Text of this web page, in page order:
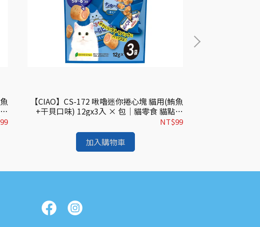
【CIAO】CS-172 啾嚕迷你捲心塊 貓用(鮪魚
+干貝口味) 12gx3入 × 包｜貓零食 貓點心
肉泥捲心塊
NT$99
加入購物車